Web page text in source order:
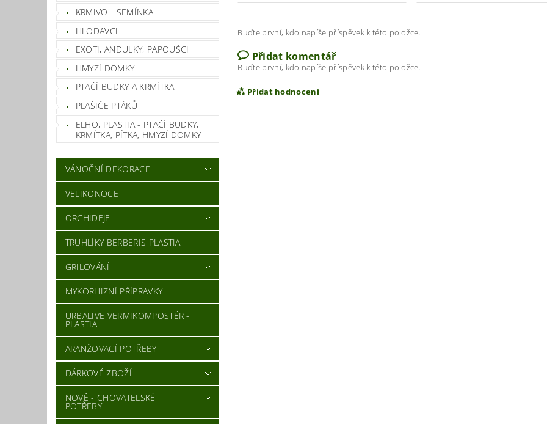
KRMIVO - SEMÍNKA
HLODAVCI
EXOTI, ANDULKY, PAPOUŠCI
HMYZÍ DOMKY
PTAČÍ BUDKY A KRMÍTKA
PLAŠIČE PTÁKŮ
ELHO, PLASTIA - PTAČÍ BUDKY,
KRMÍTKA, PÍTKA, HMYZÍ DOMKY
VÁNOČNÍ DEKORACE
VELIKONOCE
ORCHIDEJE
TRUHLÍKY BERBERIS PLASTIA
GRILOVÁNÍ
MYKORHIZNÍ PŘÍPRAVKY
URBALIVE VERMIKOMPOSTÉR -
PLASTIA
ARANŽOVACÍ POTŘEBY
DÁRKOVÉ ZBOŽÍ
NOVĚ - CHOVATELSKÉ
POTŘEBY
Buďte první, kdo napíše příspěvek k této položce.
Přidat komentář
Buďte první, kdo napíše příspěvek k této položce.
Přidat hodnocení